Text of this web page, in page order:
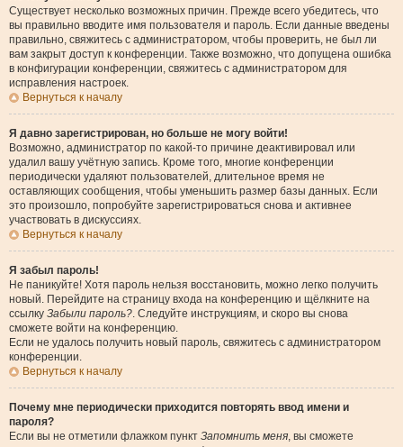
Существует несколько возможных причин. Прежде всего убедитесь, что
вы правильно вводите имя пользователя и пароль. Если данные введены
правильно, свяжитесь с администратором, чтобы проверить, не был ли
вам закрыт доступ к конференции. Также возможно, что допущена ошибка
в конфигурации конференции, свяжитесь с администратором для
исправления настроек.
Вернуться к началу
Я давно зарегистрирован, но больше не могу войти!
Возможно, администратор по какой-то причине деактивировал или
удалил вашу учётную запись. Кроме того, многие конференции
периодически удаляют пользователей, длительное время не
оставляющих сообщения, чтобы уменьшить размер базы данных. Если
это произошло, попробуйте зарегистрироваться снова и активнее
участвовать в дискуссиях.
Вернуться к началу
Я забыл пароль!
Не паникуйте! Хотя пароль нельзя восстановить, можно легко получить
новый. Перейдите на страницу входа на конференцию и щёлкните на
ссылку Забыли пароль?. Следуйте инструкциям, и скоро вы снова
сможете войти на конференцию.
Если не удалось получить новый пароль, свяжитесь с администратором
конференции.
Вернуться к началу
Почему мне периодически приходится повторять ввод имени и
пароля?
Если вы не отметили флажком пункт Запомнить меня, вы сможете